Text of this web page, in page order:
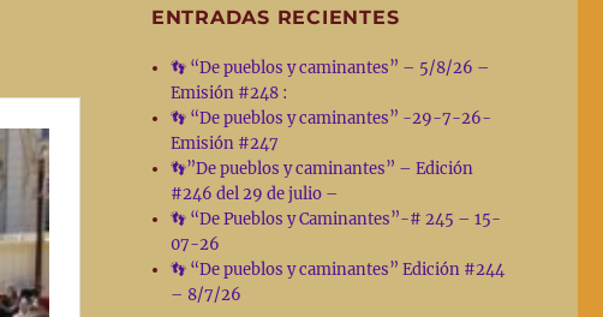
ENTRADAS RECIENTES
👣 “De pueblos y caminantes” – 5/8/26 –
Emisión #248 :
👣 “De pueblos y caminantes” -29-7-26-
Emisión #247
👣”De pueblos y caminantes” – Edición
#246 del 29 de julio –
👣 “De Pueblos y Caminantes”-# 245 – 15-
07-26
👣 “De pueblos y caminantes” Edición #244
– 8/7/26